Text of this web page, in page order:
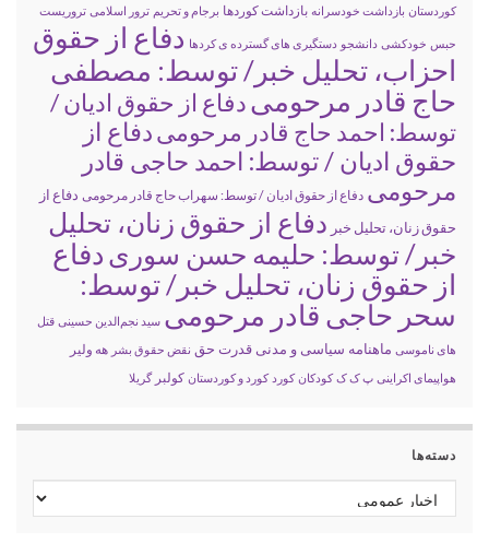
کوردستان بازداشت خودسرانه بازداشت کوردها برجام و تحریم ترور اسلامی تروریست
حبس خودکشی دانشجو دستگیری های گسترده ی کردها دفاع از حقوق
احزاب، تحلیل خبر/ توسط: مصطفی
حاج قادر مرحومیدفاع از حقوق ادیان /
توسط: احمد حاج قادر مرحومیدفاع از
حقوق ادیان / توسط: احمد حاجی قادر
مرحومی دفاع از حقوق ادیان / توسط: سهراب حاج قادر مرحومی دفاع از
حقوق زنان، تحلیل خبر دفاع از حقوق زنان، تحلیل
خبر/ توسط: حلیمه حسن سوری دفاع
از حقوق زنان، تحلیل خبر/ توسط:
سحر حاجی قادر مرحومی سید نجم‌الدین حسینی قتل
های ناموسی ماهنامه سیاسی و مدنی قدرت حق نقض حقوق بشر هه ولیر
هواپیمای اکراینی پ ک ک کودکان کورد کورد و کوردستان کولبر گریلا
دسته‌ها
دسته‌ها